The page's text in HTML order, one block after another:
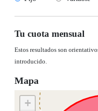
Tu cuota mensual
Estos resultados son
introducido.
Mapa
+